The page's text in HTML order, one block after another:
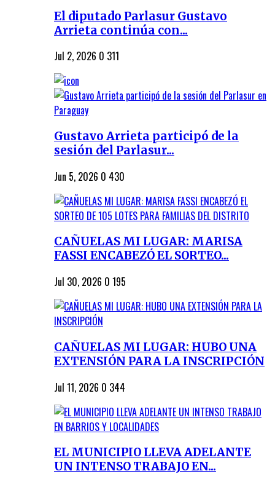
El diputado Parlasur Gustavo
Arrieta continúa con...
Jul 2, 2026 0 311
Gustavo Arrieta participó de la
sesión del Parlasur...
Jun 5, 2026 0 430
CAÑUELAS MI LUGAR: MARISA
FASSI ENCABEZÓ EL SORTEO...
Jul 30, 2026 0 195
CAÑUELAS MI LUGAR: HUBO UNA
EXTENSIÓN PARA LA INSCRIPCIÓN
Jul 11, 2026 0 344
EL MUNICIPIO LLEVA ADELANTE
UN INTENSO TRABAJO EN...